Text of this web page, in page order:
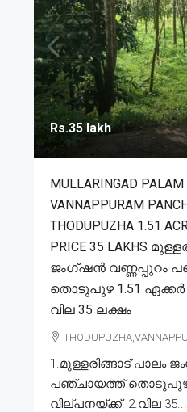
Rs.35 lakh
MULLARINGAD
VANNAPPURAM
THODUPUZHA 1.51
PRICE 35 LAKHS
ജംഗ്ഷൻ വണ്ണപ്പുറം
തൊടുപുഴ 1.51
വില 35 ലക്ഷം
1.മുള്ളരിങ്ങാട് പാലം
പഞ്ചായത്ത് തൊടുപുഴ
വില്പനയ്ക്ക്. 2.വില 35...